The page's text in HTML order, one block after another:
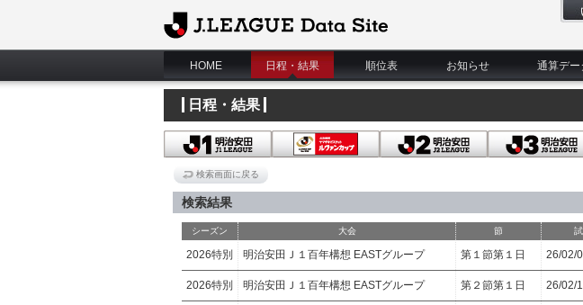
J.League Data Site
HOME 日程・結果 順位表 お知らせ 通算デー
日程・結果
検索画面に戻る
検索結果
シーズン 大会 節
2026特別 明治安田Ｊ１百年構想 EASTグループ 第１節第１日 26/02/
2026特別 明治安田Ｊ１百年構想 EASTグループ 第２節第１日 26/02/